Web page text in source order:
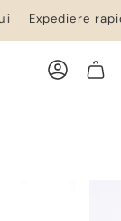
Expediere
CONT